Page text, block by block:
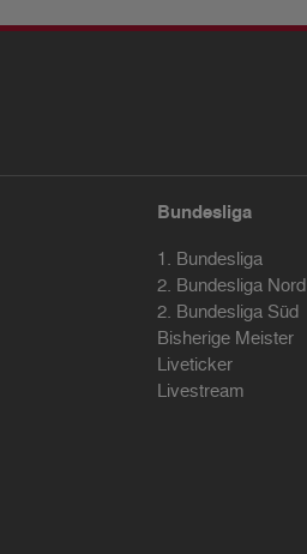
Bundesliga
1. Bundesliga
2. Bundesliga Nord
2. Bundesliga Süd
Bisherige Meister
Liveticker
Livestream